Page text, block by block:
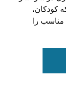
کودکان،
را